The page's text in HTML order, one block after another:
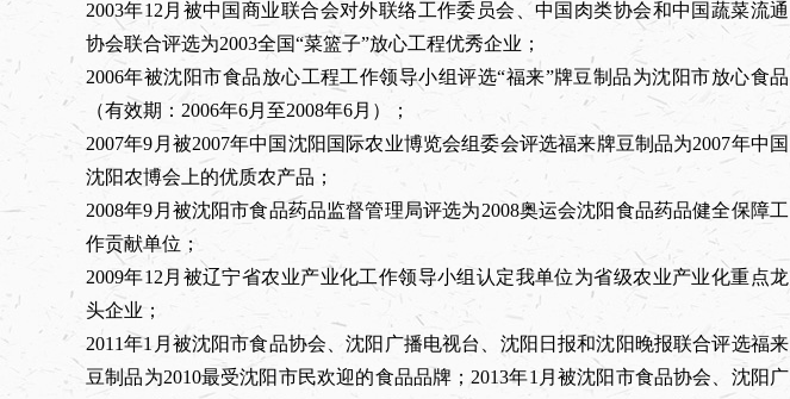
2003年12月被中国商业联合会对外联络工作委员会、中国肉类协会和中国蔬菜流通
协会联合评选为2003全国“菜篮子”放心工程优秀企业；
2006年被沈阳市食品放心工程工作领导小组评选“福来”牌豆制品为沈阳市放心食品
（有效期：2006年6月至2008年6月）；
2007年9月被2007年中国沈阳国际农业博览会组委会评选福来牌豆制品为2007年中国
沈阳农博会上的优质农产品；
2008年9月被沈阳市食品药品监督管理局评选为2008奥运会沈阳食品药品健全保障工
作贡献单位；
2009年12月被辽宁省农业产业化工作领导小组认定我单位为省级农业产业化重点龙
头企业；
2011年1月被沈阳市食品协会、沈阳广播电视台、沈阳日报和沈阳晚报联合评选福来
豆制品为2010最受沈阳市民欢迎的食品品牌；2013年1月被沈阳市食品协会、沈阳广